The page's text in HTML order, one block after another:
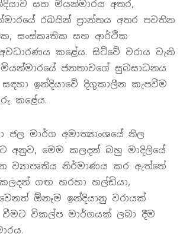
සහ මියන්මාරය අතර,
රඛයින් ප්‍රාන්තය අතර පවතින
සංස්කෘතික සහ ආර්ථික
කළේය. සිට්වේ වරාය වැනි
ජනතාවගේ සුබසාධනය
ඉන්දියාවේ දිගුකාලීන කැපවීම
කළේය.
ජල මාර්ග අමාත්‍යාංශයේ නිල
අනුව, මෙම කලදන් බහු මාදිලියේ
ව්‍යාපෘතිය නිර්මාණය කර ඇත්තේ
ගඟ හරහා හල්ඩියා,
ඕනෑම ඉන්දියානු වරායක්
විකල්ප මාර්ගයක් ලබා දීම